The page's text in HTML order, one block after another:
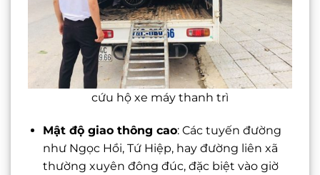
cứu hộ xe máy thanh trì
Mật độ giao thông cao: Các tuyến đường
như Ngọc Hồi, Tứ Hiệp, hay đường liên xã
thường xuyên đông đúc, đặc biệt vào giờ